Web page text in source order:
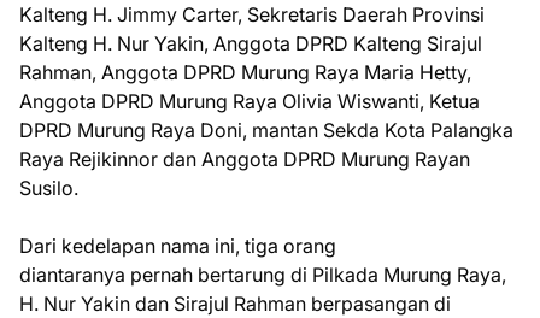
Kalteng H. Jimmy Carter, Sekretaris Daerah Provinsi
Kalteng H. Nur Yakin, Anggota DPRD Kalteng Sirajul
Rahman, Anggota DPRD Murung Raya Maria Hetty,
Anggota DPRD Murung Raya Olivia Wiswanti, Ketua
DPRD Murung Raya Doni, mantan Sekda Kota Palangka
Raya Rejikinnor dan Anggota DPRD Murung Rayan
Susilo.
Dari kedelapan nama ini, tiga orang
diantaranya pernah bertarung di Pilkada Murung Raya,
H. Nur Yakin dan Sirajul Rahman berpasangan di